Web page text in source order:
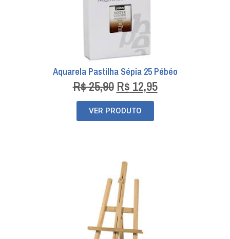
Aquarela Pastilha Sépia 25 Pébéo
R$25,90 R$ 12,95
VER PRODUTO